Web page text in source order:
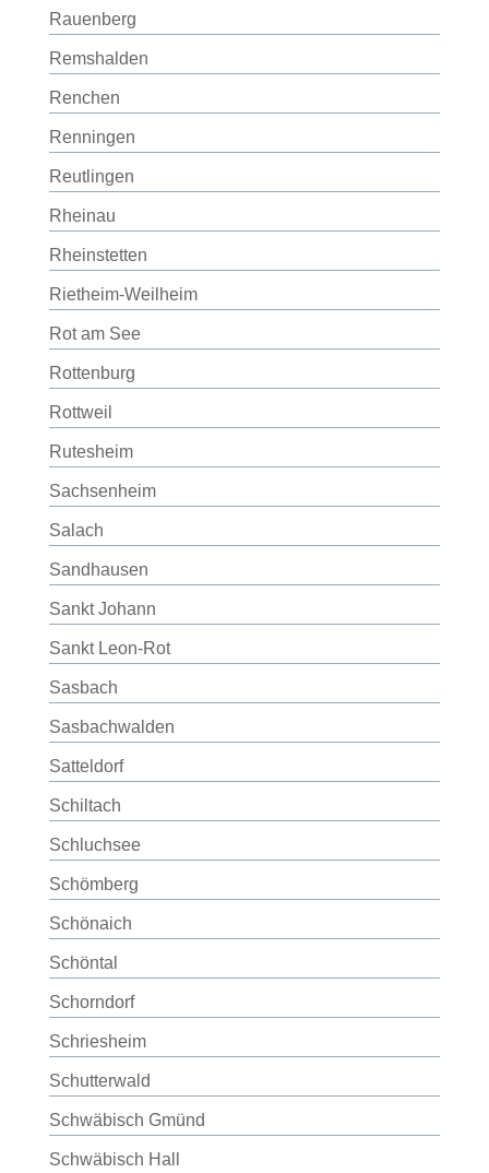
Rauenberg
Remshalden
Renchen
Renningen
Reutlingen
Rheinau
Rheinstetten
Rietheim-Weilheim
Rot am See
Rottenburg
Rottweil
Rutesheim
Sachsenheim
Salach
Sandhausen
Sankt Johann
Sankt Leon-Rot
Sasbach
Sasbachwalden
Satteldorf
Schiltach
Schluchsee
Schömberg
Schönaich
Schöntal
Schorndorf
Schriesheim
Schutterwald
Schwäbisch Gmünd
Schwäbisch Hall